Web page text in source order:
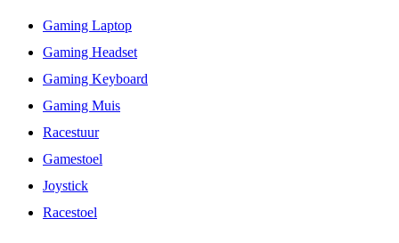
Gaming Laptop
Gaming Headset
Gaming Keyboard
Gaming Muis
Racestuur
Gamestoel
Joystick
Racestoel